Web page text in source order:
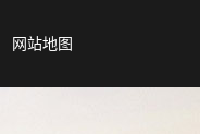
网站地图